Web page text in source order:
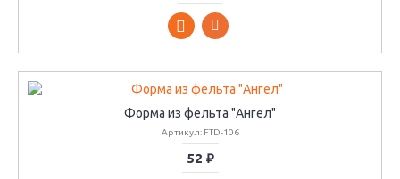
Форма из фельта "Ангел"
Артикул: FTD-106
52 ₽